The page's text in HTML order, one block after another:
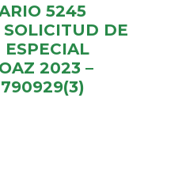
5245
SOLICITUD DE
ESPECIAL
2023 –